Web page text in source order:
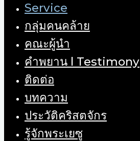
Service
กลุ่มคนคล้าย
คณะผู้นำ
คำพยาน l Testimony
ติดต่อ
บทความ
ประวัติคริสตจักร
รู้จักพระเยซู